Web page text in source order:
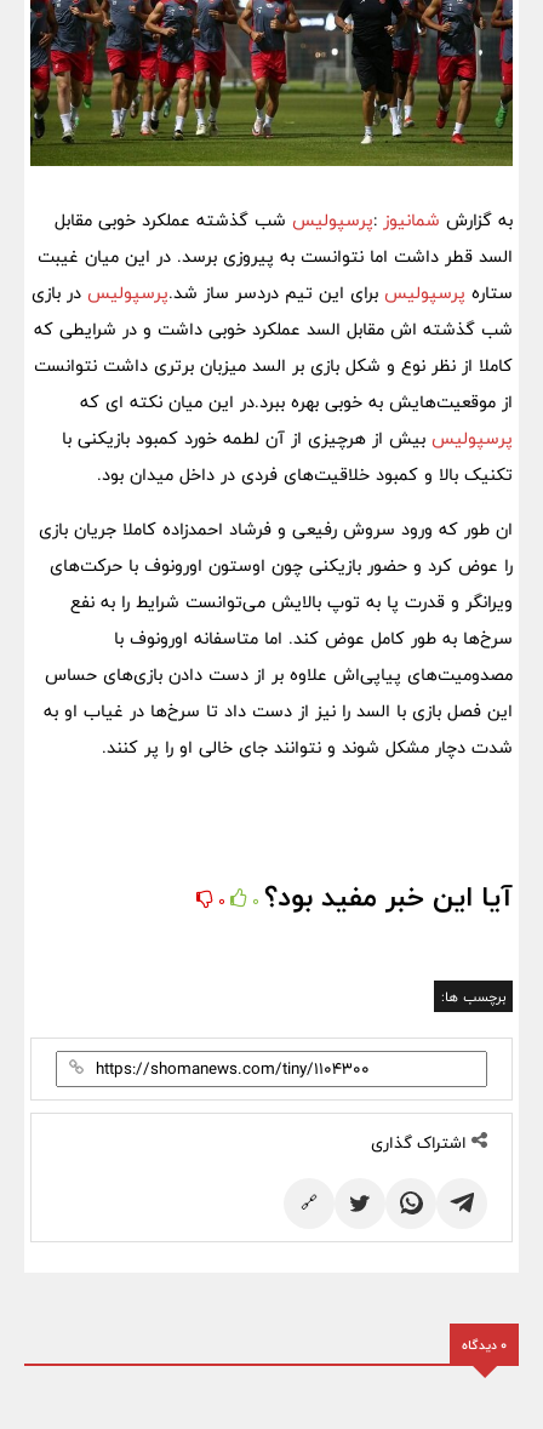
به گزارش شمانیوز :پرسپولیس شب گذشته عملکرد خوبی مقابل
السد قطر داشت اما نتوانست به پیروزی برسد. در این میان غیبت
ستاره پرسپولیس برای این تیم دردسر ساز شد.پرسپولیس در بازی
شب گذشته اش مقابل السد عملکرد خوبی داشت و در شرایطی که
کاملا از نظر نوع و شکل بازی بر السد میزبان برتری داشت نتوانست
از موقعیت‌هایش به خوبی بهره ببرد.در این میان نکته ای که
پرسپولیس بیش از هرچیزی از آن لطمه خورد کمبود بازیکنی با
تکنیک بالا و کمبود خلاقیت‌های فردی در داخل میدان بود.
ان طور که ورود سروش رفیعی و فرشاد احمدزاده کاملا جریان بازی
را عوض کرد و حضور بازیکنی چون اوستون اورونوف با حرکت‌های
ویرانگر و قدرت پا به توپ بالایش می‌توانست شرایط را به نفع
سرخ‌ها به طور کامل عوض کند. اما متاسفانه اورونوف با
مصدومیت‌های پیاپی‌اش علاوه بر از دست دادن بازی‌های حساس
این فصل بازی با السد را نیز از دست داد تا سرخ‌ها در غیاب او به
شدت دچار مشکل شوند و نتوانند جای خالی او را پر کنند.
آیا این خبر مفید بود؟ 0
0
برچسب ها:
اشتراک گذاری
🔗
0 دیدگاه